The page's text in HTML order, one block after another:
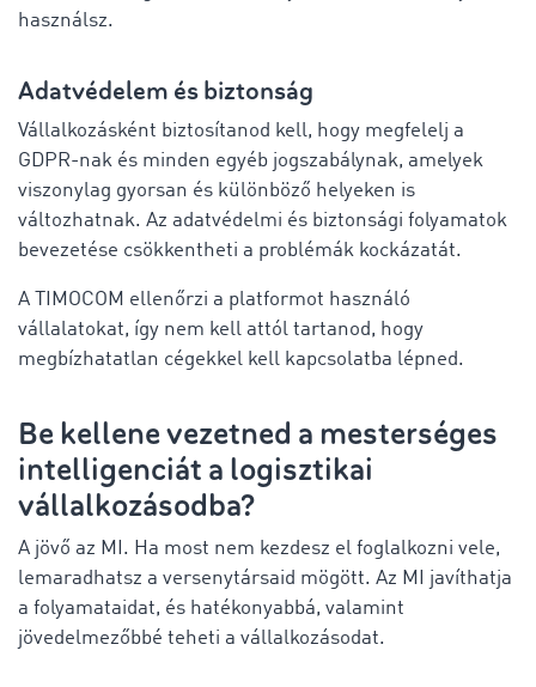
használsz.
Adatvédelem és biztonság
Vállalkozásként biztosítanod kell, hogy megfelelj a
GDPR-nak és minden egyéb jogszabálynak, amelyek
viszonylag gyorsan és különböző helyeken is
változhatnak. Az adatvédelmi és biztonsági folyamatok
bevezetése csökkentheti a problémák kockázatát.
A TIMOCOM ellenőrzi a platformot használó
vállalatokat, így nem kell attól tartanod, hogy
megbízhatatlan cégekkel kell kapcsolatba lépned.
Be kellene vezetned a mesterséges
intelligenciát a logisztikai
vállalkozásodba?
A jövő az MI. Ha most nem kezdesz el foglalkozni vele,
lemaradhatsz a versenytársaid mögött. Az MI javíthatja
a folyamataidat, és hatékonyabbá, valamint
jövedelmezőbbé teheti a vállalkozásodat.